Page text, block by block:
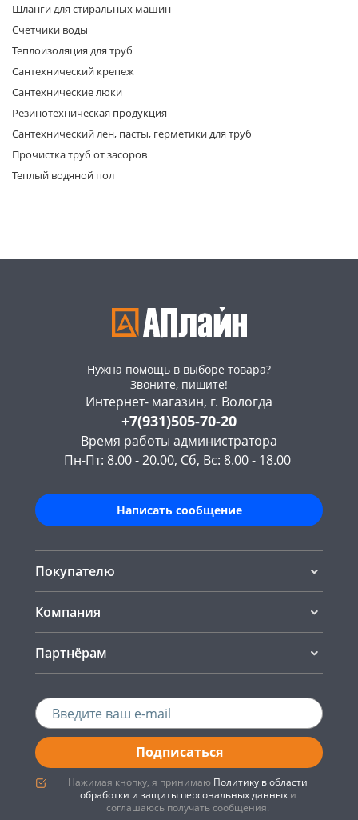
Шланги для стиральных машин
Счетчики воды
Теплоизоляция для труб
Сантехнический крепеж
Сантехнические люки
Резинотехническая продукция
Сантехнический лен, пасты, герметики для труб
Прочистка труб от засоров
Теплый водяной пол
Нужна помощь в выборе товара?
Звоните, пишите!
Интернет- магазин, г. Вологда
+7(931)505-70-20
Время работы администратора
Пн-Пт: 8.00 - 20.00, Сб, Вс: 8.00 - 18.00
Написать сообщение
Покупателю
Компания
Партнёрам
Подписаться
Нажимая кнопку, я принимаю Политику в области
обработки и защиты персональных данныхи
соглашаюсь получать сообщения.